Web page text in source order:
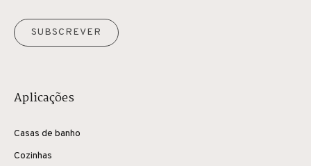
SUBSCREVER
Aplicações
Casas de banho
Cozinhas